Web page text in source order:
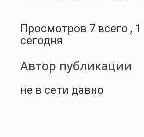
Просмотров 7 всего , 1
сегодня
Автор публикации
не в сети давно